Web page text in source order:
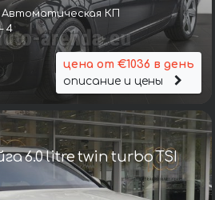
Автоматическая КП
4
цена от €1036 в день
описание и цены
6.0 litre twin turbo TSI